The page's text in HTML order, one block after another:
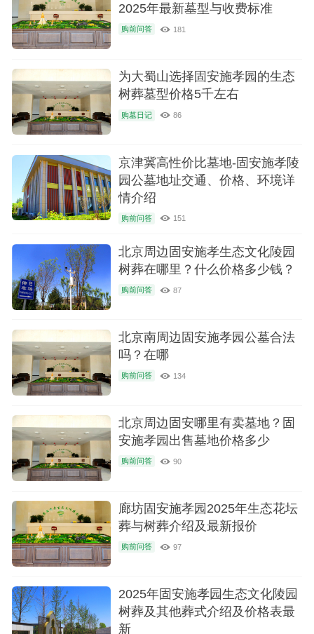
2025年最新墓型与收费标准
购前问答 181
为大蜀山选择固安施孝园的生态
树葬墓型价格5千左右
购墓日记 86
京津冀高性价比墓地-固安施孝陵
园公墓地址交通、价格、环境详
情介绍
购前问答 151
北京周边固安施孝生态文化陵园
树葬在哪里？什么价格多少钱？
购前问答 87
北京南周边固安施孝园公墓合法
吗？在哪
购前问答 134
北京周边固安哪里有卖墓地？固
安施孝园出售墓地价格多少
购前问答 90
廊坊固安施孝园2025年生态花坛
葬与树葬介绍及最新报价
购前问答 97
2025年固安施孝园生态文化陵园
树葬及其他葬式介绍及价格表最
新